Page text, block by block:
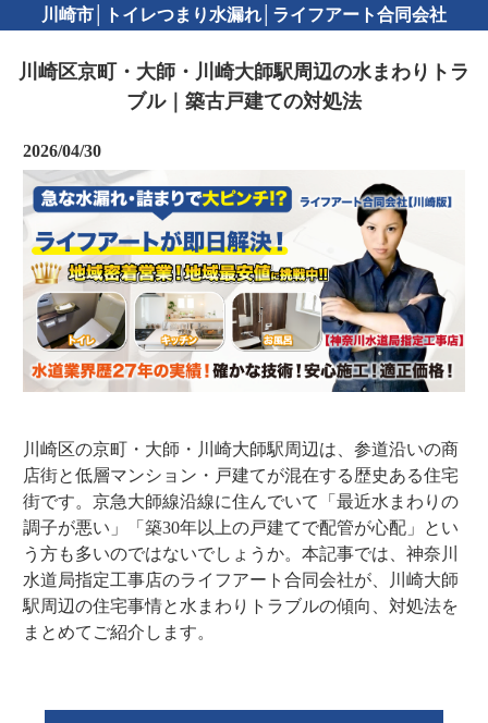
川崎市│トイレつまり水漏れ│ライフアート合同会社
川崎区京町・大師・川崎大師駅周辺の水まわりトラ
ブル｜築古戸建ての対処法
2026/04/30
川崎区の京町・大師・川崎大師駅周辺は、参道沿いの商
店街と低層マンション・戸建てが混在する歴史ある住宅
街です。京急大師線沿線に住んでいて「最近水まわりの
調子が悪い」「築30年以上の戸建てで配管が心配」とい
う方も多いのではないでしょうか。本記事では、神奈川
水道局指定工事店のライフアート合同会社が、川崎大師
駅周辺の住宅事情と水まわりトラブルの傾向、対処法を
まとめてご紹介します。